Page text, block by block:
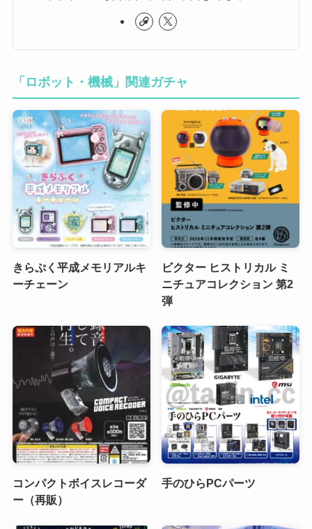
「ロボット・機械」関連ガチャ
きらぷく平成メモリアルキ
ーチェーン
ビクター ヒストリカル ミ
ニチュアコレクション 第2
弾
コンパクトボイスレコーダ
ー（再販）
手のひらPCパーツ